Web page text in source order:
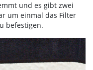
und es gibt zwei
um einmal das Filter
befestigen.